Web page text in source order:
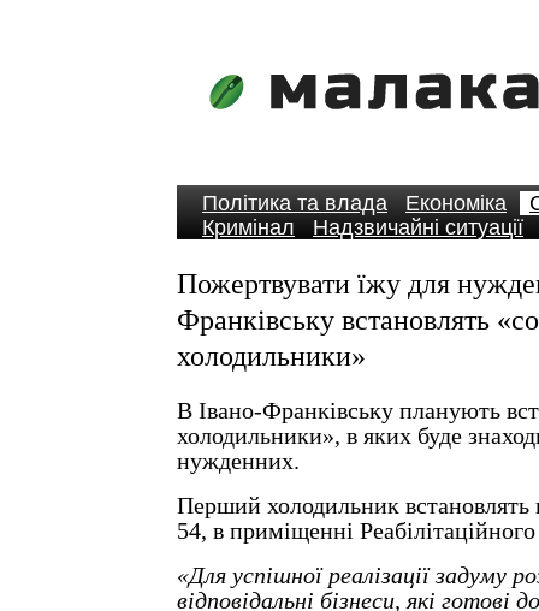
Політика та влада Економіка
Кримінал
Надзвичайні ситуації
Пожертвувати їжу для
Франківську встановлять
холодильники»
В Івано-Франківську планують
холодильники», в яких буде
нужденних.
Перший холодильник встановлять
54, в приміщенні
«Для успішної реалізації задуму
відповідальні бізнеси, які готові